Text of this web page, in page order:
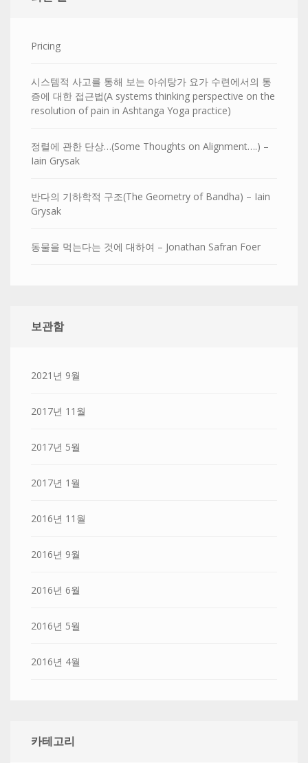
Pricing
시스템적 사고를 통해 보는 아쉬탕가 요가 수련에서의 통
증에 대한 접근법(A systems thinking perspective on the
resolution of pain in Ashtanga Yoga practice)
정렬에 관한 단상…(Some Thoughts on Alignment….) –
Iain Grysak
반다의 기하학적 구조(The Geometry of Bandha) – Iain
Grysak
동물을 먹는다는 것에 대하여 – Jonathan Safran Foer
보관함
2021년 9월
2017년 11월
2017년 5월
2017년 1월
2016년 11월
2016년 9월
2016년 6월
2016년 5월
2016년 4월
카테고리